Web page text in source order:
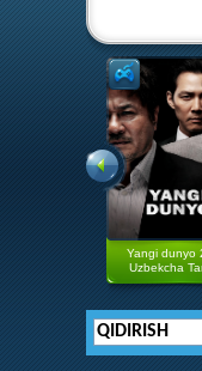
Yangi dunyo
Uzbekcha